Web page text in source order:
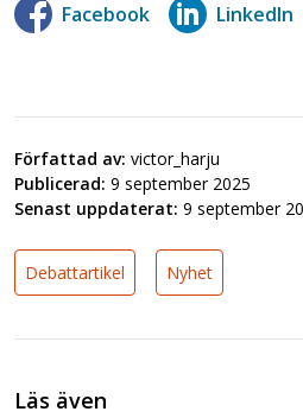
Facebook LinkedIn
Författad av: victor_harju
Publicerad: 9 september 2025
Senast uppdaterat: 9 september
Debattartikel Nyhet
Läs även